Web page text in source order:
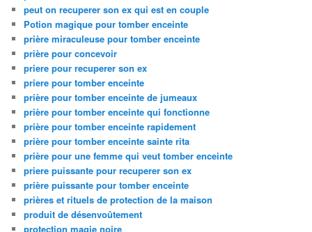
peut on recuperer son ex qui est en couple
Potion magique pour tomber enceinte
prière miraculeuse pour tomber enceinte
prière pour concevoir
priere pour recuperer son ex
priere pour tomber enceinte
prière pour tomber enceinte de jumeaux
prière pour tomber enceinte qui fonctionne
prière pour tomber enceinte rapidement
prière pour tomber enceinte sainte rita
prière pour une femme qui veut tomber enceinte
priere puissante pour recuperer son ex
prière puissante pour tomber enceinte
prières et rituels de protection de la maison
produit de désenvoûtement
protection magie noire